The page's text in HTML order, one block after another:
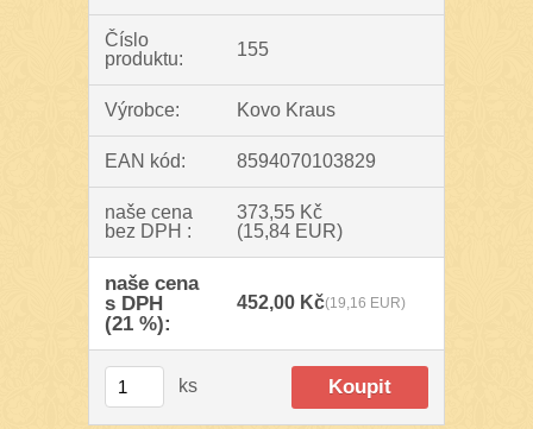
Číslo
produktu:
155
Výrobce: Kovo Kraus
EAN kód: 8594070103829
naše cena
bez DPH :
373,55 Kč
(15,84 EUR)
naše cena
s DPH
(21 %):
452,00 Kč(19,16 EUR)
ks